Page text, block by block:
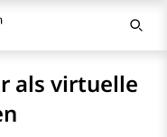
als virtuelle